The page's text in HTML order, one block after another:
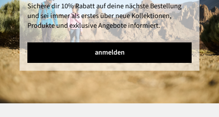
Sichere dir 10% Rabatt auf deine nächste Bestellung
und sei immer als erstes über neue Kollektionen,
Produkte und exklusive Angebote informiert.
anmelden